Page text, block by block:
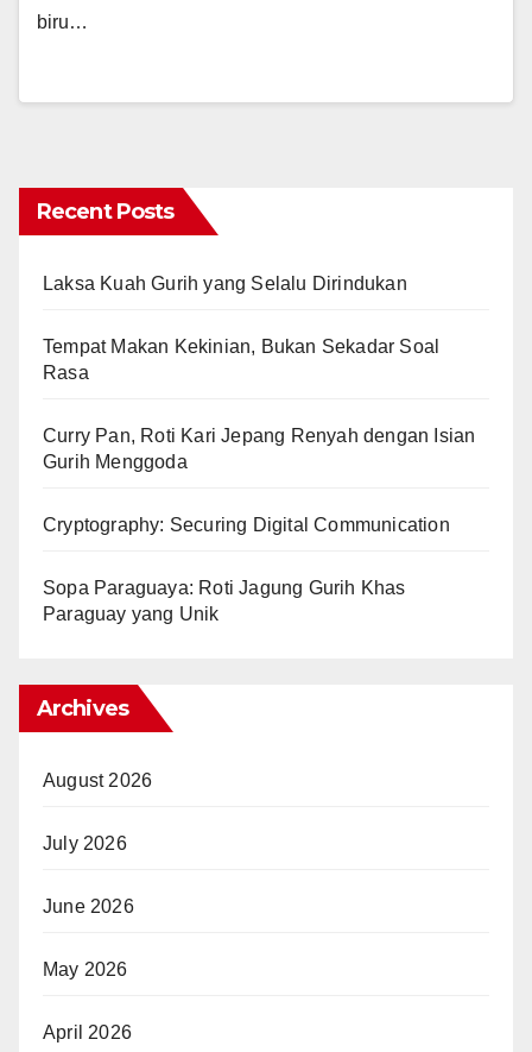
biru…
Recent Posts
Laksa Kuah Gurih yang Selalu Dirindukan
Tempat Makan Kekinian, Bukan Sekadar Soal
Rasa
Curry Pan, Roti Kari Jepang Renyah dengan Isian
Gurih Menggoda
Cryptography: Securing Digital Communication
Sopa Paraguaya: Roti Jagung Gurih Khas
Paraguay yang Unik
Archives
August 2026
July 2026
June 2026
May 2026
April 2026